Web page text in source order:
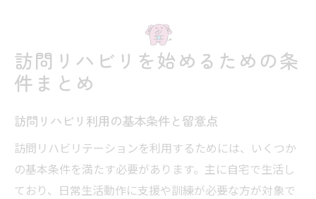
利用時に押さえたい訪問リハビリの手順
訪問リハビリ利用開始までの具体的手順
主治医やケアマネへの相談タイミング
訪問リハビリ申請時に必要な書類一覧
初回訪問前に確認したいポイント
訪問リハビリ利用準備の流れと注意点
介護保険で受ける訪問リハビリの条件解説
介護保険訪問リハビリの対象者要件
訪問リハビリを始めるための条
件まとめ
訪問リハビリ利用の基本条件と留意点
訪問リハビリテーションを利用するためには、いくつか
の基本条件を満たす必要があります。主に自宅で生活し
ており、日常生活動作に支援や訓練が必要な方が対象で